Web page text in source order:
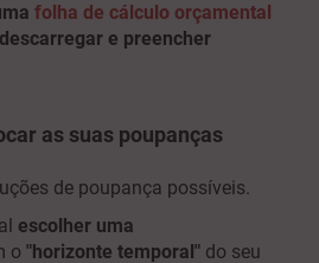
folha de cálculo orçamental
e preencher
as suas poupanças
de poupança possíveis.
escolher uma
o "horizonte temporal" do seu